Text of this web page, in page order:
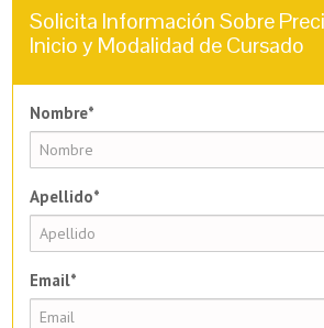
Solicita Información Sobre
Inicio y Modalidad de Cursado
Nombre*
Apellido*
Email*